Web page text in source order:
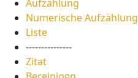
Aufzählung
Numerische Aufzählung
Liste
---------------
Zitat